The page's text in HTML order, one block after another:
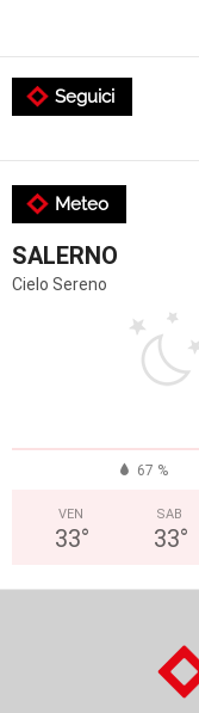
Seguici
Meteo
SALERNO
Cielo Sereno
67 %
VEN
33°
SAB
33°